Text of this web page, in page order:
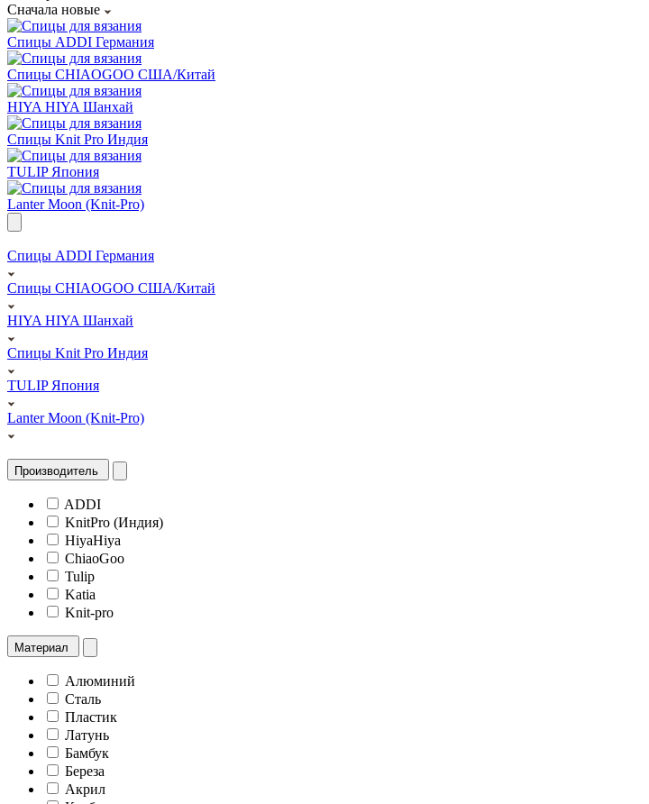
Сначала новые
Спицы ADDI Германия
Спицы CHIAOGOO США/Китай
HIYA HIYA Шанхай
Спицы Knit Pro Индия
TULIP Япония
Lanter Moon (Knit-Pro)
Спицы ADDI Германия
Спицы CHIAOGOO США/Китай
HIYA HIYA Шанхай
Спицы Knit Pro Индия
TULIP Япония
Lanter Moon (Knit-Pro)
Производитель
ADDI
KnitPro (Индия)
HiyaHiya
ChiaoGoo
Tulip
Katia
Knit-pro
Материал
Алюминий
Сталь
Пластик
Латунь
Бамбук
Береза
Акрил